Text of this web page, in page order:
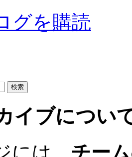
グを購読
イブについ
には、 チー